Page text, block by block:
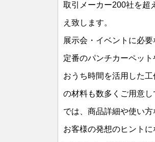
取引メーカー200社を超
え致します。
展示会・イベントに必
定番のパンチカーペッ
おうち時間を活用した
の材料も数多くご用意
では、商品詳細や使い
お客様の発想のヒントに